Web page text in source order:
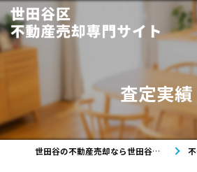
査定実績
世田谷の不動産売却なら世田谷区不動産売却専門サイト 不動産